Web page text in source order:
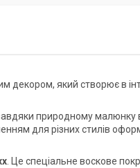
декором, який створює в
природному малюнку
для різних стилів
. Це спеціальне воскове